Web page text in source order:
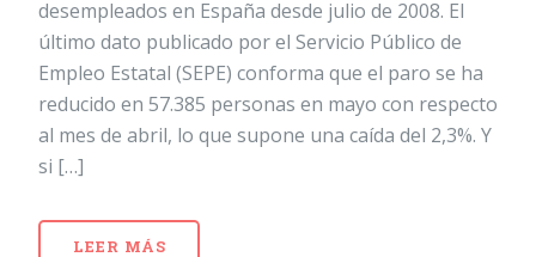
desempleados en España desde julio de 2008. El
último dato publicado por el Servicio Público de
Empleo Estatal (SEPE) conforma que el paro se ha
reducido en 57.385 personas en mayo con respecto
al mes de abril, lo que supone una caída del 2,3%. Y
si […]
LEER MÁS